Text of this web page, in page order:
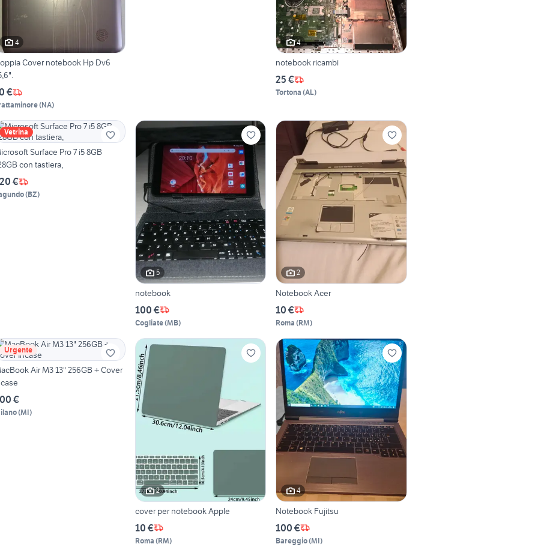
4
Cover notebook Hp Dv6
€
(NA)
4
notebook ricambi
25 €
Tortona (AL)
Vetrina
Surface Pro 7 i5 8GB
con tastiera,
€
(BZ)
5
notebook
100 €
Cogliate(MB)
2
Notebook Acer
10 €
Roma (RM)
Urgente
Air M3 13" 256GB + Cover
€
(MI)
2
cover per notebook Apple
10 €
Roma (RM)
4
Notebook Fujitsu
100 €
Bareggio(MI)